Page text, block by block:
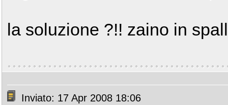
la soluzione ?!! zaino in
Inviato: 17 Apr 2008 18:06